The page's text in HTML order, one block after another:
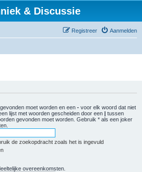
& Discussie
Aanmelden
Registreer
moet worden en een - voor elk woord dat niet
lijst met woorden gescheiden door een | tussen
gevonden moet worden. Gebruik * als een joker
de zoekopdracht zoals het is ingevuld
overeenkomsten.